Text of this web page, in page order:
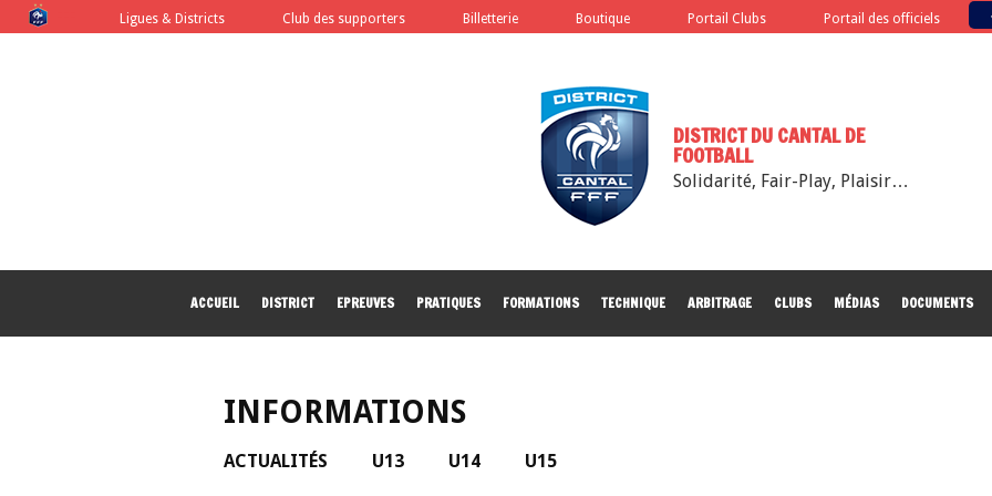
Ligues & Districts Club des supporters Billetterie Boutique Portail Clubs Portail des officiels
DISTRICT DU CANTAL DE
FOOTBALL
Solidarité, Fair-Play, Plaisir…
ACCUEIL DISTRICT EPREUVES PRATIQUES FORMATIONS TECHNIQUE ARBITRAGE CLUBS MÉDIAS DOCUMENTS
INFORMATIONS
ACTUALITÉS U13 U14 U15